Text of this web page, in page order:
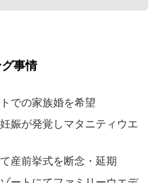
事情
での家族婚を希望
娠が発覚しマタニティウエ
産前挙式を断念・延期